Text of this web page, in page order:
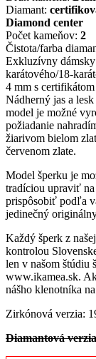
Diamant:
Diamond center
Počet kameňov: 2
Čistota/farba
Exkluzívny
karátového/18-
4 mm s
Nádherný jas a
model je možné
požiadanie
žiarivom bielom
červenom zlate.
Model šperku je
tradíciou upraviť
prispôsobiť podľa
jedinečný
Každý šperk z
kontrolou
len v našom štúdiu
www.ikamea.sk.
nášho klenotníka
Zirkónová verzia:
Diamantová